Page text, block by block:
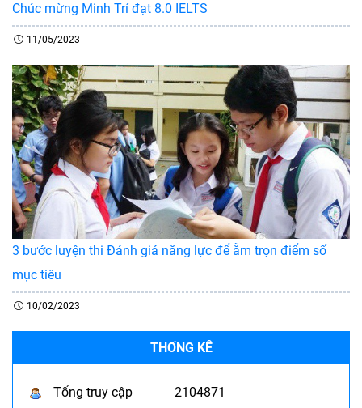
Chúc mừng Minh Trí đạt 8.0 IELTS
11/05/2023
3 bước luyện thi Đánh giá năng lực để ẵm trọn điểm số
mục tiêu
10/02/2023
THỐNG KÊ
Tổng truy cập
2104871